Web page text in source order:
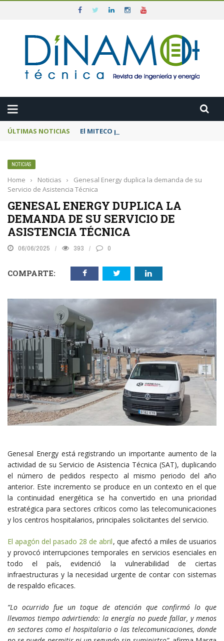
ÚLTIMAS NOTICIAS El MITECO prepara una subasta de 600
NOTICIAS
Home › Noticias ›
Genesal Energy duplica la demanda de su
Servicio de Asistencia Técnica
GENESAL ENERGY DUPLICA LA
DEMANDA DE SU SERVICIO DE
ASISTENCIA TÉCNICA
06/06/2025 393 0
COMPARTE:
Genesal Energy está registrando un importante aumento de la
actividad de su Servicio de Asistencia Técnica (SAT), duplicando
el número de pedidos respecto al mismo periodo del año
anterior. Este incremento se produce en un contexto en el que
la continuidad energética se ha convertido en una prioridad
estratégica para sectores críticos como las telecomunicaciones
y los centros hospitalarios, principales solicitantes del servicio.
El apagón del pasado 28 de abril, que afectó a miles de usuarios
y provocó interrupciones temporales en servicios esenciales en
todo el país, evidenció la vulnerabilidad de ciertas
infraestructuras y la necesidad urgente de contar con sistemas
de respaldo eficaces.
“Lo ocurrido fue un toque de atención que confirmó lo que
llevamos tiempo advirtiendo: la energía no puede fallar, y menos
en sectores como el hospitalario o las telecomunicaciones, donde